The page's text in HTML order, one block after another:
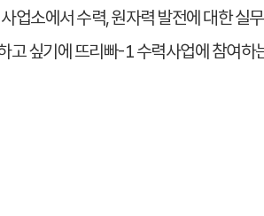
업소에서 수력, 원자력 발전에 대한
고 싶기에 뜨리빠-1 수력사업에 참여하